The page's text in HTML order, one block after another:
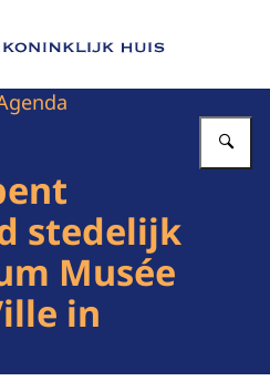
van Het Koninklijk Huis
stedelijk
Musée
in